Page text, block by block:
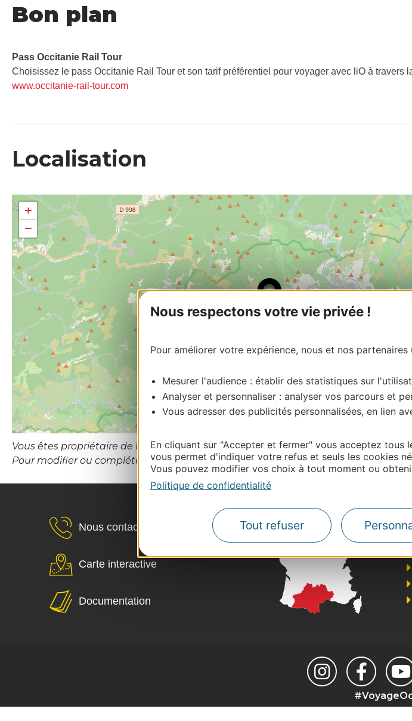
Nous respectons votre vie privée !
Pour améliorer votre expérience, nous et nos
Mesurer l'audience : établir des statistiques sur
Analyser et personnaliser : analyser vos parcours et
Vous adresser des publicités personnalisées, en lien
En cliquant sur "Accepter et fermer" vous acceptez
vous permet d'indiquer votre refus et seuls les cookies
Vous pouvez modifier vos choix à tout moment ou
Politique de confidentialité
Tout refuser
Bon plan
Pass Occitanie Rail Tour​
Choisissez le pass Occitanie Rail Tour et son tarif préférentiel pour voyager avec liO à travers
www.occitanie-rail-tour.com
Localisation
+
−
Vous êtes propriétaire de l’établissement ou le gestionnaire de cette activité?
Pour modifier ou compléter cette fiche, merci de contacter OT DU CANAL DU MIDI
Nous contacter
Carte interactive
Documentation